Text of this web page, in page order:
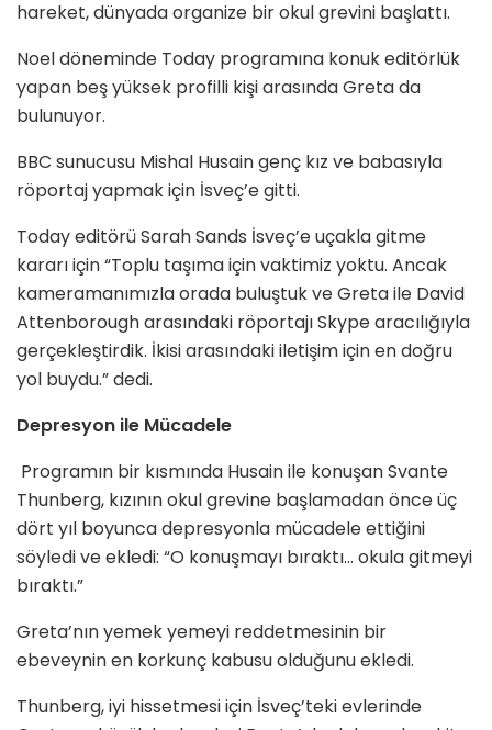
hareket, dünyada organize bir okul grevini başlattı.
Noel döneminde Today programına konuk editörlük
yapan beş yüksek profilli kişi arasında Greta da
bulunuyor.
BBC sunucusu Mishal Husain genç kız ve babasıyla
röportaj yapmak için İsveç’e gitti.
Today editörü Sarah Sands İsveç’e uçakla gitme
kararı için “Toplu taşıma için vaktimiz yoktu. Ancak
kameramanımızla orada buluştuk ve Greta ile David
Attenborough arasındaki röportajı Skype aracılığıyla
gerçekleştirdik. İkisi arasındaki iletişim için en doğru
yol buydu.” dedi.
Depresyon ile Mücadele
Programın bir kısmında Husain ile konuşan Svante
Thunberg, kızının okul grevine başlamadan önce üç
dört yıl boyunca depresyonla mücadele ettiğini
söyledi ve ekledi: “O konuşmayı bıraktı… okula gitmeyi
bıraktı.”
Greta’nın yemek yemeyi reddetmesinin bir
ebeveynin en korkunç kabusu olduğunu ekledi.
Thunberg, iyi hissetmesi için İsveç’teki evlerinde